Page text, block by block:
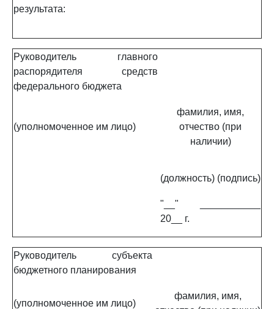
результата:
Руководитель главного
распорядителя средств
федерального бюджета
(уполномоченное им лицо)
фамилия, имя,
отчество (при
наличии)
(должность) (подпись)
"__" ___________
20__ г.
Руководитель субъекта
бюджетного планирования
(уполномоченное им лицо)
фамилия, имя,